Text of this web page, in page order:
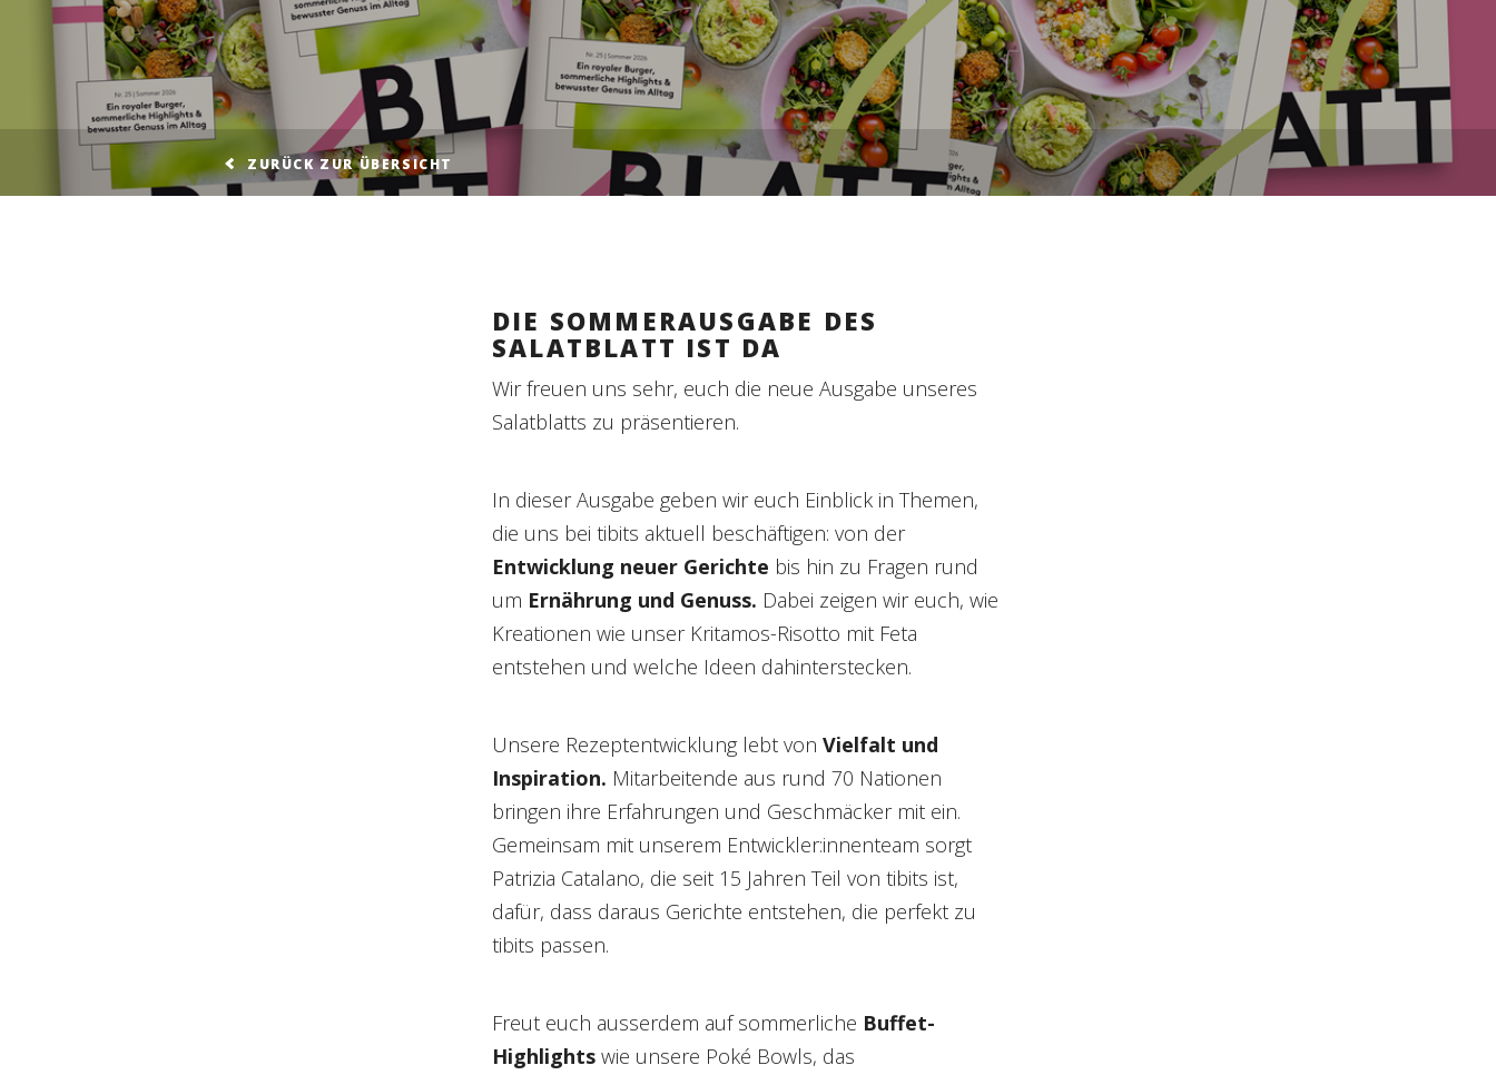
ZURÜCK ZUR ÜBERSICHT
DIE SOMMERAUSGABE DES
SALATBLATT IST DA
Wir freuen uns sehr, euch die neue Ausgabe unseres
Salatblatts zu präsentieren.
In dieser Ausgabe geben wir euch Einblick in Themen,
die uns bei tibits aktuell beschäftigen: von der
Entwicklung neuer Gerichte bis hin zu Fragen rund
um Ernährung und Genuss. Dabei zeigen wir euch, wie
Kreationen wie unser Kritamos-Risotto mit Feta
entstehen und welche Ideen dahinterstecken.
Unsere Rezeptentwicklung lebt von Vielfalt und
Inspiration. Mitarbeitende aus rund 70 Nationen
bringen ihre Erfahrungen und Geschmäcker mit ein.
Gemeinsam mit unserem Entwickler:innenteam sorgt
Patrizia Catalano, die seit 15 Jahren Teil von tibits ist,
dafür, dass daraus Gerichte entstehen, die perfekt zu
tibits passen.
Freut euch ausserdem auf sommerliche Buffet-
Highlightswie unsere Poké Bowls, das